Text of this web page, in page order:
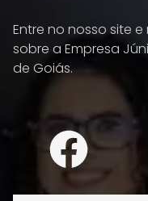
Entre no nosso site
sobre a Empresa
de Goiás.